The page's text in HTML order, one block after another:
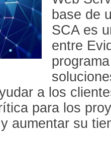
base de
SCA es
entre
a los
para los
aumentar su